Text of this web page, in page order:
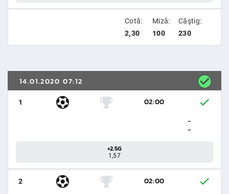
Cotă:
2,30
Miză:
100
Câştig:
230
14.01.2020 07:12
1
02:00
-
-
+2.5G
1,57
2
02:00